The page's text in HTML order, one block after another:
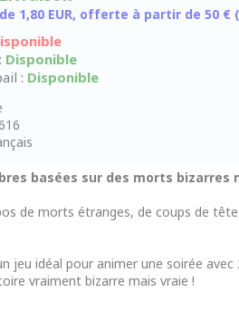
1,80 EUR, offerte à partir de 50
Disponible
: Disponible
basées sur des morts bizarres
de morts étranges, de coups de
jeu idéal pour animer une soirée
vraiment bizarre mais vraie !